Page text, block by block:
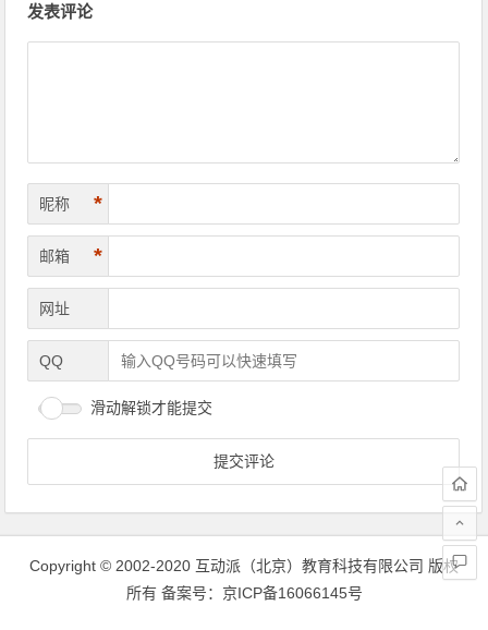
发表评论
昵称 *
邮箱 *
网址
QQ
滑动解锁才能提交
Copyright © 2002-2020 互动派（北京）教育科技有限公司 版权
所有 备案号：京ICP备16066145号